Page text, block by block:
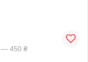
— 450 ₴